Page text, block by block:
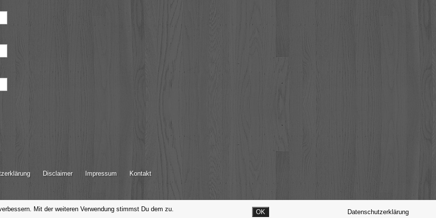
Disclaimer Impressum Kontakt
Mit der weiteren Verwendung stimmst Du dem zu. OK Datenschutzerklärung